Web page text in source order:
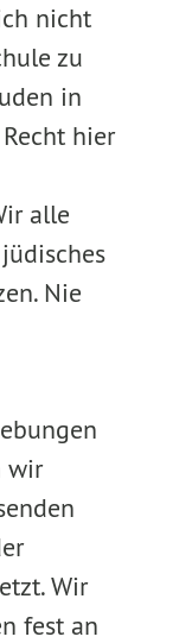
nicht
zu
in
hier
alle
Nie
wir
Wir
fest an